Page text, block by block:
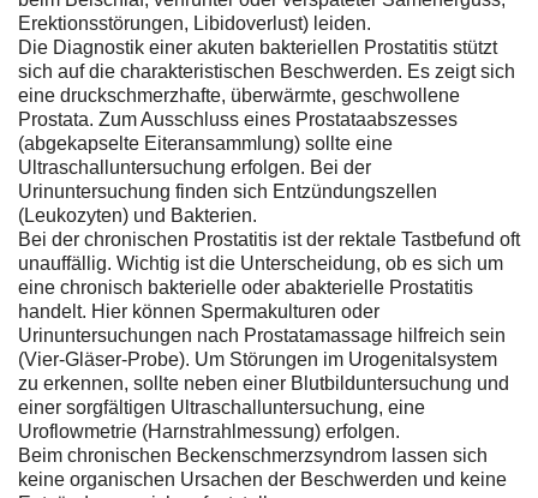
Erektionsstörungen, Libidoverlust) leiden.
Die Diagnostik einer akuten bakteriellen Prostatitis stützt
sich auf die charakteristischen Beschwerden. Es zeigt sich
eine druckschmerzhafte, überwärmte, geschwollene
Prostata. Zum Ausschluss eines Prostataabszesses
(abgekapselte Eiteransammlung) sollte eine
Ultraschalluntersuchung erfolgen. Bei der
Urinuntersuchung finden sich Entzündungszellen
(Leukozyten) und Bakterien.
Bei der chronischen Prostatitis ist der rektale Tastbefund oft
unauffällig. Wichtig ist die Unterscheidung, ob es sich um
eine chronisch bakterielle oder abakterielle Prostatitis
handelt. Hier können Spermakulturen oder
Urinuntersuchungen nach Prostatamassage hilfreich sein
(Vier-Gläser-Probe). Um Störungen im Urogenitalsystem
zu erkennen, sollte neben einer Blutbilduntersuchung und
einer sorgfältigen Ultraschalluntersuchung, eine
Uroflowmetrie (Harnstrahlmessung) erfolgen.
Beim chronischen Beckenschmerzsyndrom lassen sich
keine organischen Ursachen der Beschwerden und keine